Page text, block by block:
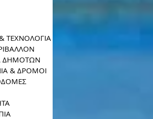
ΤΕΧΝΟΛΟΓΙΑ
ΔΗΜΟΤΩΝ
& ΔΡΟΜΟΙ